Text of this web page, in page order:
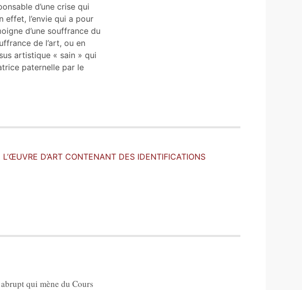
d’une crise qui
effet, l’envie qui a pour
d’une souffrance du
de l’art, ou en
artistique « sain » qui
paternelle par le
D’ART CONTENANT DES IDENTIFICATIONS
qui mène du Cours